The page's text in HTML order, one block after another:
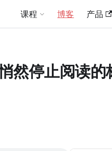
课程 博客 产品
然停止阅读的